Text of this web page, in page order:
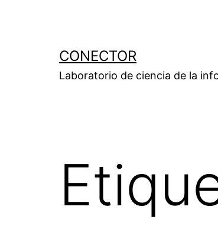
CONECTOR
Laboratorio de ciencia de la